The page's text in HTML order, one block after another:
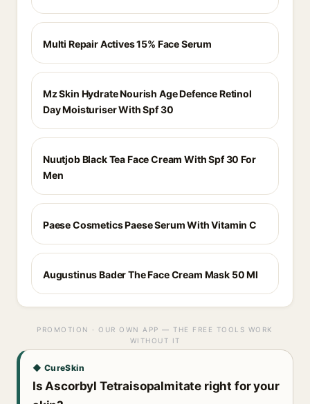
Multi Repair Actives 15% Face Serum
Mz Skin Hydrate Nourish Age Defence Retinol
Day Moisturiser With Spf 30
Nuutjob Black Tea Face Cream With Spf 30 For
Men
Paese Cosmetics Paese Serum With Vitamin C
Augustinus Bader The Face Cream Mask 50 Ml
PROMOTION · OUR OWN APP — THE FREE TOOLS WORK
WITHOUT IT
◆ CureSkin
Is Ascorbyl Tetraisopalmitate right for your